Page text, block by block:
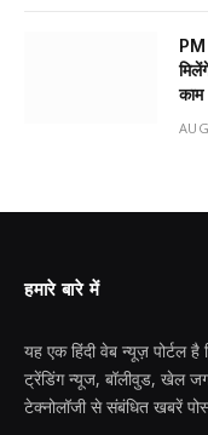
काम
हमारे बारे में
यह एक हिंदी वेब न्यूज़ पोर्टल
ट्रेंडिंग न्यूज, बॉलीवुड, खेल
टेक्नोलॉजी से संबंधित खबरें